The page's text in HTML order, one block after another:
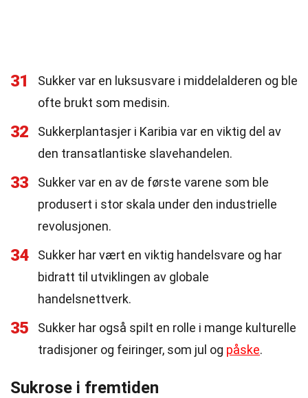
31
Sukker var en luksusvare i middelalderen og ble
ofte brukt som medisin.
32
Sukkerplantasjer i Karibia var en viktig del av
den transatlantiske slavehandelen.
33
Sukker var en av de første varene som ble
produsert i stor skala under den industrielle
revolusjonen.
34
Sukker har vært en viktig handelsvare og har
bidratt til utviklingen av globale
handelsnettverk.
35
Sukker har også spilt en rolle i mange kulturelle
tradisjoner og feiringer, som jul og påske.
Sukrose i fremtiden